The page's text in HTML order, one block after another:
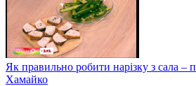
Як правильно робити нарізку з сала –
Хамайко